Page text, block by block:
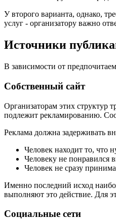
У второго варианта, однако,
услуг - организатору важно
Источники
В зависимости от
Собственный сайт
Организаторам этих структур
подлежит рекламированию.
Реклама должна задерживать
Человек находит то, что
Человеку не понравился
Человек не сразу
Именно последний исход
выполняют это действие. Для
Социальные сети